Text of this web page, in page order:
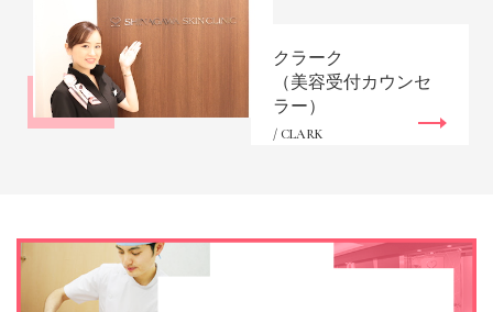
クラーク
（美容受付カウンセ
ラー）
/ CLARK